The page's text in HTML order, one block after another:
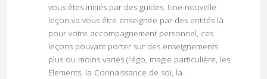
vous êtes initiés par des guides. Une nouvelle
leçon va vous être enseignée par des entités là
pour votre accompagnement personnel, ces
leçons pouvant porter sur des enseignements
plus ou moins variés (l’égo, magie particulière, les
Elements, la Connaissance de soi, la